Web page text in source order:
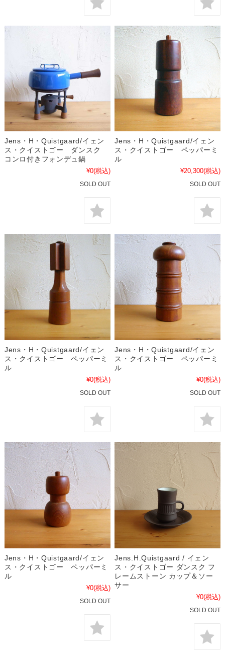
Jens・H・Quistgaard/イェン
ス・クイストゴー ダンスク
コンロ付きフォンデュ鍋
¥0(税込)
SOLD OUT
Jens・H・Quistgaard/イェン
ス・クイストゴー ペッパーミ
ル
¥20,300(税込)
SOLD OUT
Jens・H・Quistgaard/イェン
ス・クイストゴー ペッパーミ
ル
¥0(税込)
SOLD OUT
Jens・H・Quistgaard/イェン
ス・クイストゴー ペッパーミ
ル
¥0(税込)
SOLD OUT
Jens・H・Quistgaard/イェン
ス・クイストゴー ペッパーミ
ル
¥0(税込)
SOLD OUT
Jens.H.Quistgaard / イェン
ス・クイストゴー ダンスク フ
レームストーン カップ＆ソー
サー
¥0(税込)
SOLD OUT